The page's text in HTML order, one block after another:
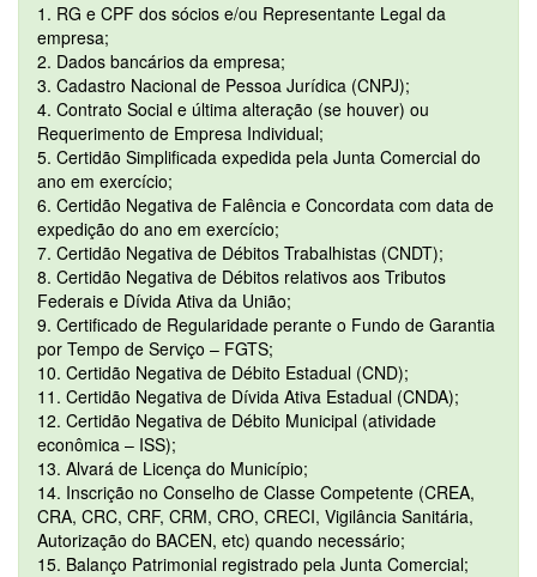
1. RG e CPF dos sócios e/ou Representante Legal da
empresa;
2. Dados bancários da empresa;
3. Cadastro Nacional de Pessoa Jurídica (CNPJ);
4. Contrato Social e última alteração (se houver) ou
Requerimento de Empresa Individual;
5. Certidão Simplificada expedida pela Junta Comercial do
ano em exercício;
6. Certidão Negativa de Falência e Concordata com data de
expedição do ano em exercício;
7. Certidão Negativa de Débitos Trabalhistas (CNDT);
8. Certidão Negativa de Débitos relativos aos Tributos
Federais e Dívida Ativa da União;
9. Certificado de Regularidade perante o Fundo de Garantia
por Tempo de Serviço – FGTS;
10. Certidão Negativa de Débito Estadual (CND);
11. Certidão Negativa de Dívida Ativa Estadual (CNDA);
12. Certidão Negativa de Débito Municipal (atividade
econômica – ISS);
13. Alvará de Licença do Município;
14. Inscrição no Conselho de Classe Competente (CREA,
CRA, CRC, CRF, CRM, CRO, CRECI, Vigilância Sanitária,
Autorização do BACEN, etc) quando necessário;
15. Balanço Patrimonial registrado pela Junta Comercial;